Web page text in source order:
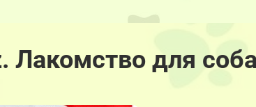
Лакомство для